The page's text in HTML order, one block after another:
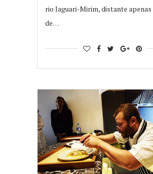
rio Jaguari-Mirim, distante apenas
de…